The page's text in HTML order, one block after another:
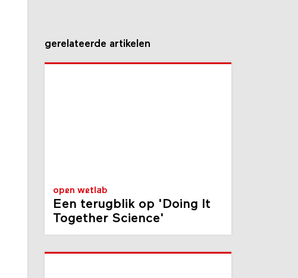
gerelateerde artikelen
open wetlab
Een terugblik op 'Doing It
Together Science'